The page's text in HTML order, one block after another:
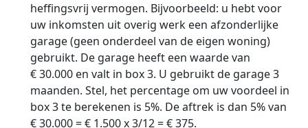
heffingsvrij vermogen. Bijvoorbeeld: u hebt voor
uw inkomsten uit overig werk een afzonderlijke
garage (geen onderdeel van de eigen woning)
gebruikt. De garage heeft een waarde van
€ 30.000 en valt in box 3. U gebruikt de garage 3
maanden. Stel, het percentage om uw voordeel in
box 3 te berekenen is 5%. De aftrek is dan 5% van
€ 30.000 = € 1.500 x 3/12 = € 375.